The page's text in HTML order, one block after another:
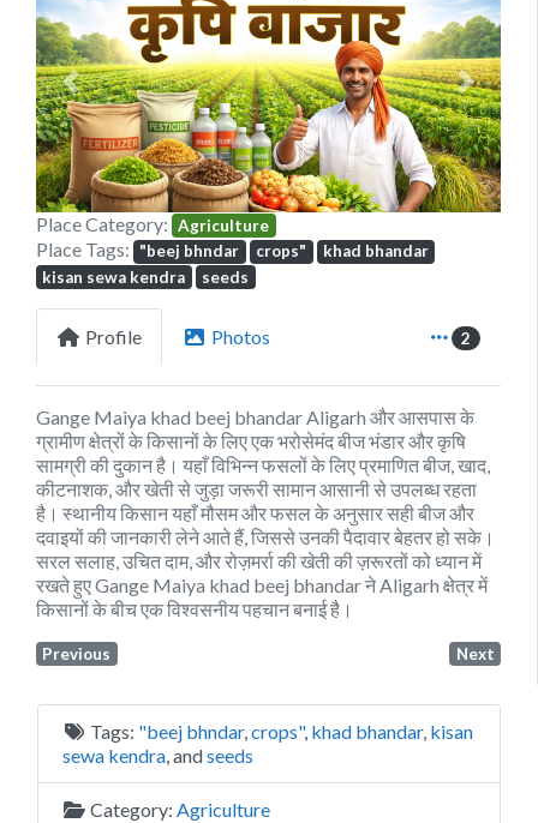
Previous Next
Place Category: Agriculture
Place Tags: "beej bhndar crops"
khad bhandar
kisan sewa kendra
seeds
Profile Photos 2
Gange Maiya khad beej bhandar Aligarh और आसपास के
ग्रामीण क्षेत्रों के किसानों के लिए एक भरोसेमंद बीज भंडार और कृषि
सामग्री की दुकान है। यहाँ विभिन्न फसलों के लिए प्रमाणित बीज, खाद,
कीटनाशक, और खेती से जुड़ा जरूरी सामान आसानी से उपलब्ध रहता
है। स्थानीय किसान यहाँ मौसम और फसल के अनुसार सही बीज और
दवाइयों की जानकारी लेने आते हैं, जिससे उनकी पैदावार बेहतर हो सके।
सरल सलाह, उचित दाम, और रोज़मर्रा की खेती की ज़रूरतों को ध्यान में
रखते हुए Gange Maiya khad beej bhandar ने Aligarh क्षेत्र में
किसानों के बीच एक विश्वसनीय पहचान बनाई है।
Previous Next
Tags: "beej bhndar,crops", khad bhandar, kisan
sewa kendra, andseeds
Category: Agriculture